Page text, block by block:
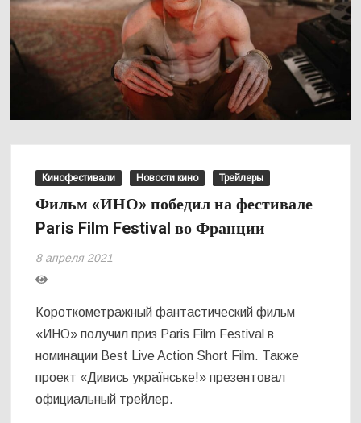
Кинофестивали Новости кино Трейлеры
Фильм «ИНО» победил на фестивале
Paris Film Festival во Франции
8 апреля 2021
Короткометражный фантастический фильм
«ИНО» получил приз Paris Film Festival в
номинации Best Live Action Short Film. Также
проект «Дивись українське!» презентовал
официальный трейлер.